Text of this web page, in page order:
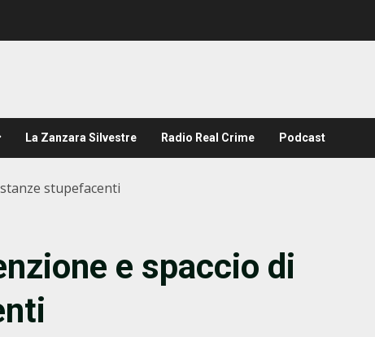
La Zanzara Silvestre Radio Real Crime Podcast
stupefacenti
e spaccio di